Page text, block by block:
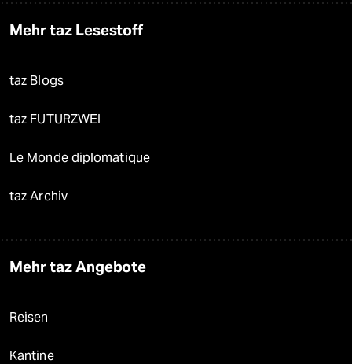
Mehr taz Lesestoff
taz Blogs
taz FUTURZWEI
Le Monde diplomatique
taz Archiv
Mehr taz Angebote
Reisen
Kantine